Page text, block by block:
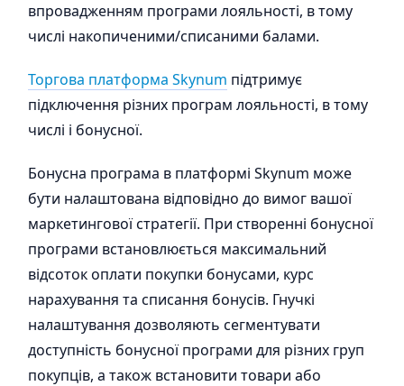
впровадженням програми лояльності, в тому
числі накопиченими/списаними балами.
Торгова платформа Skynum підтримує
підключення різних програм лояльності, в тому
числі і бонусної.
Бонусна програма в платформі Skynum може
бути налаштована відповідно до вимог вашої
маркетингової стратегії. При створенні бонусної
програми встановлюється максимальний
відсоток оплати покупки бонусами, курс
нарахування та списання бонусів. Гнучкі
налаштування дозволяють сегментувати
доступність бонусної програми для різних груп
покупців, а також встановити товари або